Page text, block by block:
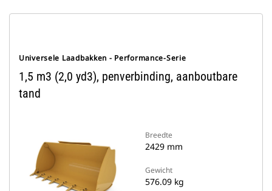
Universele Laadbakken - Performance-Serie
1,5 m3 (2,0 yd3), penverbinding, aanboutbare
tand
Breedte
2429 mm
Gewicht
576.09 kg